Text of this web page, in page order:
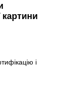
картини
і